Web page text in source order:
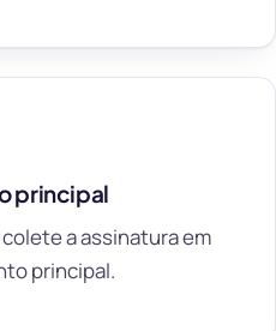
principal
a assinatura em
principal.